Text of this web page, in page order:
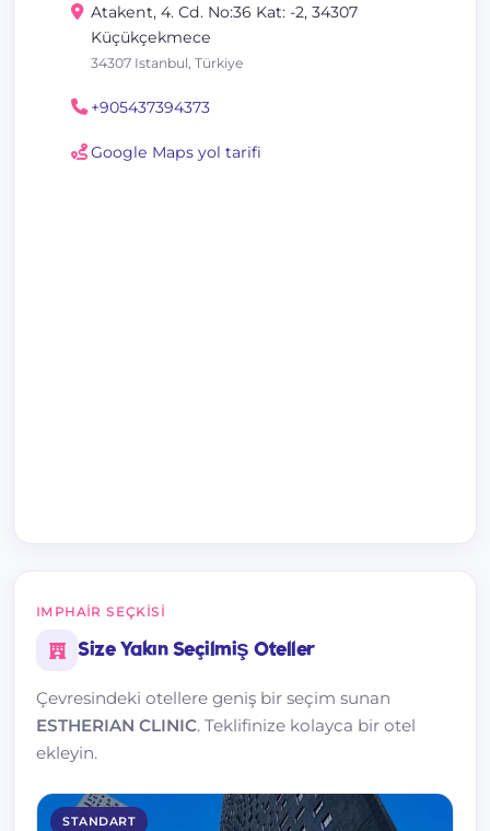
Atakent, 4. Cd. No:36 Kat: -2, 34307
Küçükçekmece
34307 Istanbul, Türkiye
+905437394373
Google Maps yol tarifi
IMPHAIR SEÇKISI
Size Yakın Seçilmiş Oteller
Çevresindeki otellere geniş bir seçim sunan
ESTHERIAN CLINIC. Teklifinize kolayca bir otel
ekleyin.
STANDART